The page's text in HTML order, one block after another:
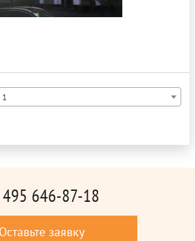
495 646-87-18
Оставьте заявку